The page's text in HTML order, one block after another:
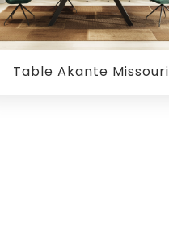
Table Akante Missouri